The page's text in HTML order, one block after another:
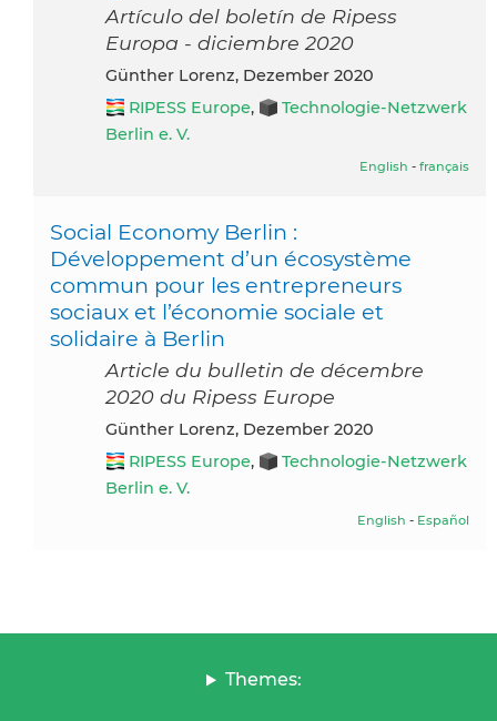
Artículo del boletín de Ripess
Europa - diciembre 2020
Günther Lorenz, Dezember 2020
RIPESS Europe,
Technologie-Netzwerk
Berlin e. V.
English - français
Social Economy Berlin :
Développement d’un écosystème
commun pour les entrepreneurs
sociaux et l’économie sociale et
solidaire à Berlin
Article du bulletin de décembre
2020 du Ripess Europe
Günther Lorenz, Dezember 2020
RIPESS Europe,
Technologie-Netzwerk
Berlin e. V.
English - Español
Themes: